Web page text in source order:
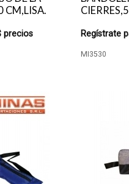
CM,LISA.
precios Regístrate
MI3530